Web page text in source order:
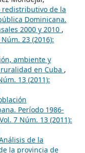
de la
Dominicana.
2000 y 2010 ,
23 (2016):
ambiente y
en Cuba ,
13 (2011):
Período 1986-
7 Núm. 13 (2011):
de la
la provincia de